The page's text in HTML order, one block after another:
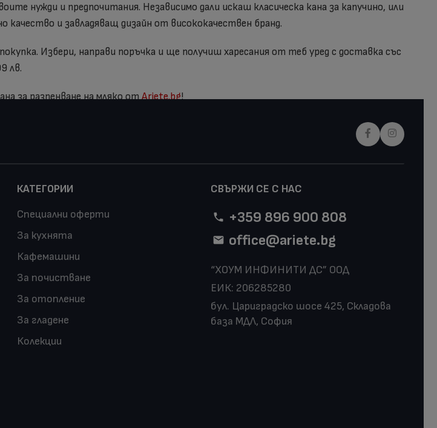
нужди и предпочитания. Независимо дали искаш класическа кана за капучино, или
и завладяващ дизайн от висококачествен бранд.
Избери, направи поръчка и ще получиш харесания от теб уред с доставка със
лв.
за разпенване на мляко отAriete.bg!
КАТЕГОРИИ
Специални оферти
За кухнята
Кафемашини
За почистване
За отопление
За гладене
Колекции
СВЪРЖИ СЕ С НАС
+359 896 900 808
office@ariete.bg
“ХОУМ ИНФИНИТИ ДС” ООД
ЕИК: 206285280
бул. Цариградско шосе 425, Складова
база МДЛ, София